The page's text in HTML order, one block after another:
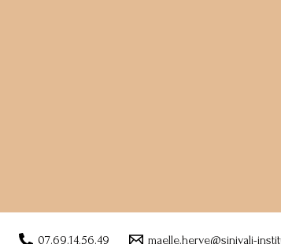
07.69.14.56.49 maelle.herve@sinivali-